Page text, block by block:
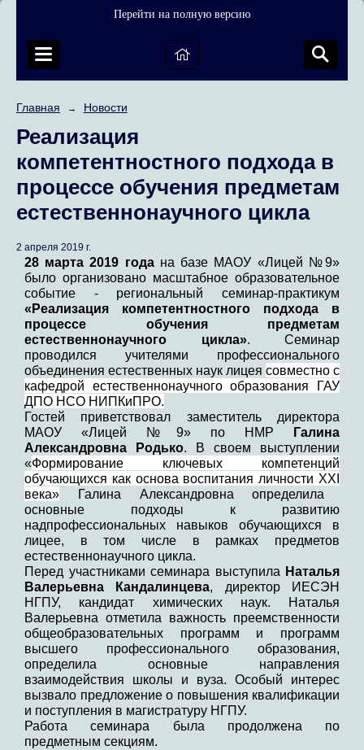
Перейти на полную версию
Главная → Новости
Реализация
компетентностного подхода в
процессе обучения предметам
естественнонаучного цикла
2 апреля 2019 г.
28 марта 2019 годана базе МАОУ «Лицей №9»
было организовано масштабное образовательное
событие - региональный семинар-практикум
«Реализация компетентностного подхода в
процессе обучения предметам
естественнонаучного цикла». Семинар
проводился учителями профессионального
объединения естественных наук лицея совместно с
кафедрой естественнонаучного образования ГАУ
ДПО НСО НИПКиПРО.
Гостей приветствовал заместитель директора
МАОУ «Лицей №9» по НМР
Галина
Александровна Родько. В своем выступлении
«Формирование ключевых компетенций
обучающихся как основа воспитания личности XXI
века» Галина Александровна определила
основные подходы к развитию
надпрофессиональных навыков обучающихся в
лицее, в том числе в рамках предметов
естественнонаучного цикла.
Перед участниками семинара выступила Наталья
Валерьевна Кандалинцева, директор ИЕСЭН
НГПУ, кандидат химических наук. Наталья
Валерьевна отметила важность преемственности
общеобразовательных программ и программ
высшего профессионального образования,
определила основные направления
взаимодействия школы и вуза. Особый интерес
вызвало предложение о повышения квалификации
и поступления в магистратуру НГПУ.
Работа семинара была продолжена по
предметным секциям.